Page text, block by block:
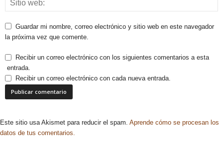
Guardar mi nombre, correo electrónico y sitio web en este navegador
la próxima vez que comente.
Recibir un correo electrónico con los siguientes comentarios a esta
entrada.
Recibir un correo electrónico con cada nueva entrada.
Este sitio usa Akismet para reducir el spam. Aprende cómo se procesan los
datos de tus comentarios.